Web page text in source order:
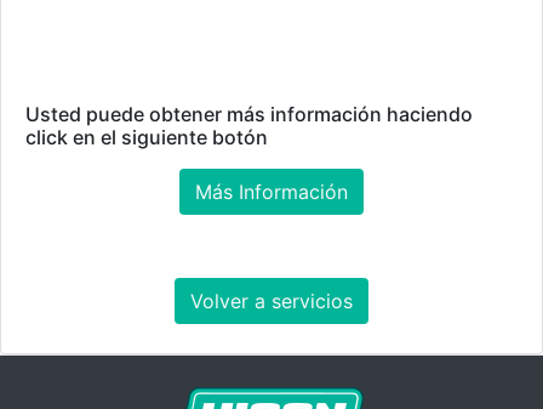
Usted puede obtener más información haciendo
click en el siguiente botón
Más Información
Volver a servicios